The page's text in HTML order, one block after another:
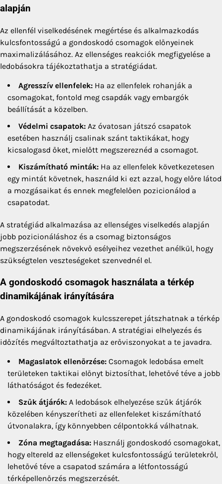
alapján
Az ellenfél viselkedésének megértése és alkalmazkodás
kulcsfontosságú a gondoskodó csomagok előnyeinek
maximalizálásához. Az ellenséges reakciók megfigyelése a
ledobásokra tájékoztathatja a stratégiádat.
Agresszív ellenfelek: Ha az ellenfelek rohanják a
csomagokat, fontold meg csapdák vagy embargók
beállítását a közelben.
Védelmi csapatok: Az óvatosan játszó csapatok
esetében használj csalinak szánt taktikákat, hogy
kicsalogasd őket, mielőtt megszereznéd a csomagot.
Kiszámítható minták: Ha az ellenfelek következetesen
egy mintát követnek, használd ki ezt azzal, hogy előre látod
a mozgásaikat és ennek megfelelően pozicionálod a
csapatodat.
A stratégiád alkalmazása az ellenséges viselkedés alapján
jobb pozicionáláshoz és a csomag biztonságos
megszerzésének növekvő esélyeihez vezethet anélkül, hogy
szükségtelen veszteségeket szenvednél el.
A gondoskodó csomagok használata a térkép
dinamikájának irányítására
A gondoskodó csomagok kulcsszerepet játszhatnak a térkép
dinamikájának irányításában. A stratégiai elhelyezés és
időzítés megváltoztathatja az erőviszonyokat a te javadra.
Magaslatok ellenőrzése: Csomagok ledobása emelt
területeken taktikai előnyt biztosíthat, lehetővé téve a jobb
láthatóságot és fedezéket.
Szűk átjárók: A ledobások elhelyezése szűk átjárók
közelében kényszerítheti az ellenfeleket kiszámítható
útvonalakra, így könnyebben célpontokká válhatnak.
Zóna megtagadása: Használj gondoskodó csomagokat,
hogy eltereld az ellenségeket kulcsfontosságú területekről,
lehetővé téve a csapatod számára a létfontosságú
térképellenőrzés megszerzését.